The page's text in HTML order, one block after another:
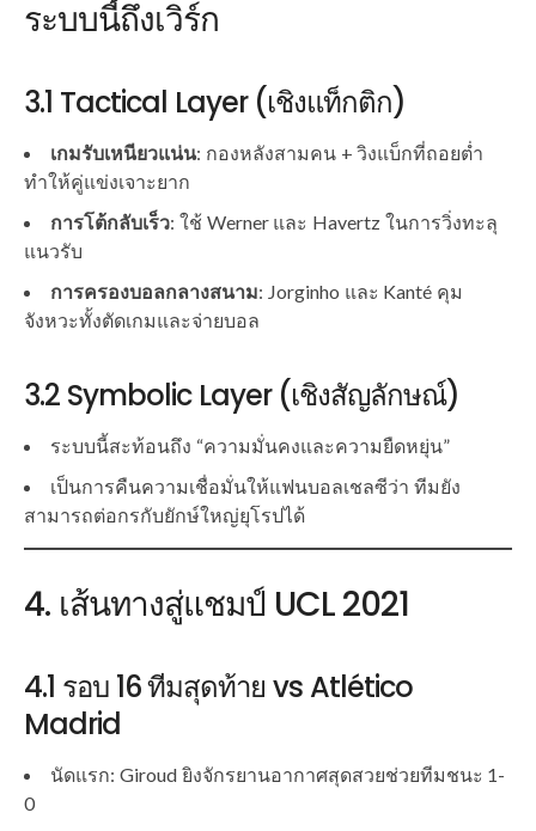
ระบบนี้ถึงเวิร์ก
3.1 Tactical Layer (เชิงแท็กติก)
เกมรับเหนียวแน่น: กองหลังสามคน + วิงแบ็กที่ถอยต่ำ
ทำให้คู่แข่งเจาะยาก
การโต้กลับเร็ว: ใช้ Werner และ Havertz ในการวิ่งทะลุ
แนวรับ
การครองบอลกลางสนาม: Jorginho และ Kanté คุม
จังหวะทั้งตัดเกมและจ่ายบอล
3.2 Symbolic Layer (เชิงสัญลักษณ์)
ระบบนี้สะท้อนถึง “ความมั่นคงและความยืดหยุ่น”
เป็นการคืนความเชื่อมั่นให้แฟนบอลเชลซีว่า ทีมยัง
สามารถต่อกรกับยักษ์ใหญ่ยุโรปได้
4. เส้นทางสู่แชมป์ UCL 2021
4.1 รอบ 16 ทีมสุดท้าย vs Atlético
Madrid
นัดแรก: Giroud ยิงจักรยานอากาศสุดสวยช่วยทีมชนะ 1-
0